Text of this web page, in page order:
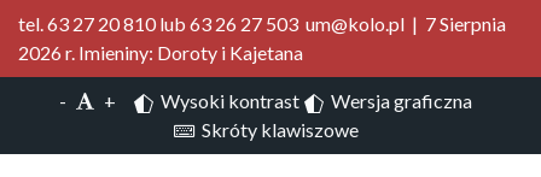
tel. 63 27 20 810 lub 63 26 27 503 um@kolo.pl | 7 Sierpnia
2026 r. Imieniny: Doroty i Kajetana
- + Wysoki kontrast
Wersja graficzna
Skróty klawiszowe